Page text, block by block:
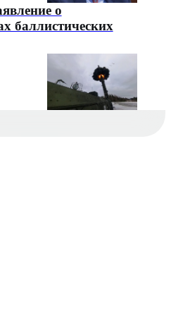
о
баллистических